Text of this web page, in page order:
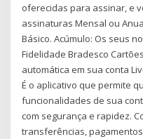
oferecidas para assinar, e
assinaturas Mensal ou
Básico. Acúmulo: Os seus
Fidelidade Bradesco
automática em sua conta
É o aplicativo que permite
funcionalidades de sua
com segurança e rapidez.
transferências,